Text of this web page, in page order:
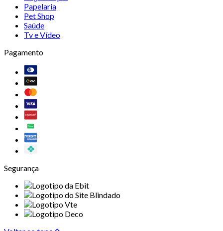
Papelaria
Pet Shop
Saúde
Tv e Vídeo
Pagamento
Segurança